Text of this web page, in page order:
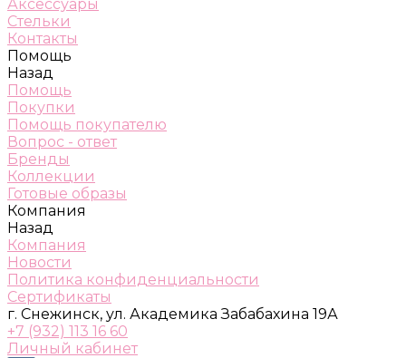
Аксессуары
Стельки
Контакты
Помощь
Назад
Помощь
Покупки
Помощь покупателю
Вопрос - ответ
Бренды
Коллекции
Готовые образы
Компания
Назад
Компания
Новости
Политика конфиденциальности
Сертификаты
г. Снежинск, ул. Академика Забабахина 19А
+7 (932) 113 16 60
Личный кабинет